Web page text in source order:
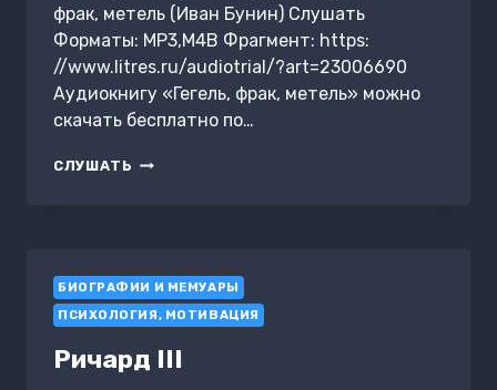
фрак, метель (Иван Бунин) Слушать
Форматы: MP3,M4B Фрагмент: https:
//www.litres.ru/audiotrial/?art=23006690
Аудиокнигу «Гегель, фрак, метель» можно
скачать бесплатно по…
СЛУШАТЬ ГЕГЕЛЬ,
БИОГРАФИИ И МЕМУАРЫ
ПСИХОЛОГИЯ, МОТИВАЦИЯ
Ричард III